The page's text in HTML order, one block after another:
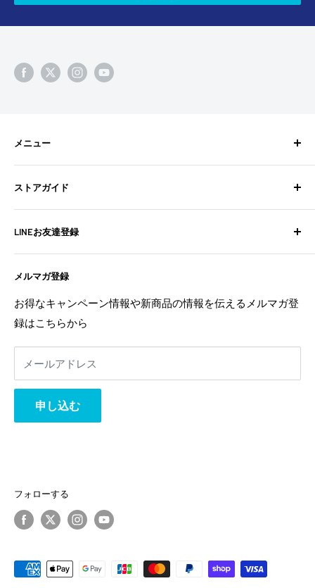
メニュー
検索
BixpyJetとは
BIXPY JETインストールガイド
フォトギャラリー
よくある質問
お問い合わせ
利用規約
返金ポリシー
ストアガイド
よくある質問
お問い合わせ
配送ポリシー
特定商取引法に基づく表記
返金ポリシー
プライバシーポリシー
利用規約
事業者様へ
相互リンク
メルマガ登録
お得なキャンペーン情報や新商品の情報を伝えるメルマガ登
録はこちらから
メールアドレス
申し込む
LINEお友達登録
フォローする